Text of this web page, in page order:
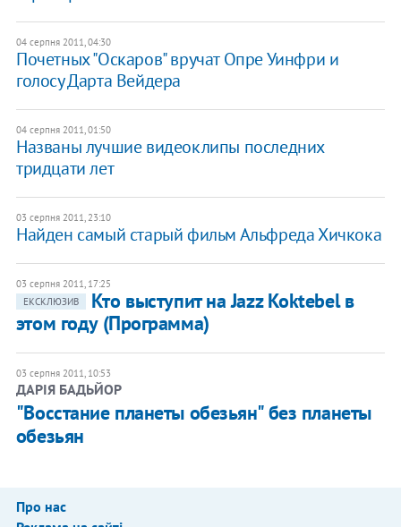
04 серпня 2011, 04:30
Почетных "Оскаров" вручат Опре Уинфри и
голосу Дарта Вейдера
04 серпня 2011, 01:50
Названы лучшие видеоклипы последних
тридцати лет
03 серпня 2011, 23:10
Найден самый старый фильм Альфреда Хичкока
03 серпня 2011, 17:25
ЕКСКЛЮЗИВ
​Кто выступит на Jazz Koktebel в
этом году (Программа)
03 серпня 2011, 10:53
ДАРІЯ БАДЬЙОР
"Восстание планеты обезьян" без планеты
обезьян
Про нас